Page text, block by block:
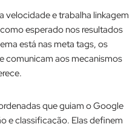
velocidade e trabalha linkagem
esperado nos resultados
está nas meta tags, os
comunicam aos mecanismos
que guiam o Google
e classificação. Elas definem